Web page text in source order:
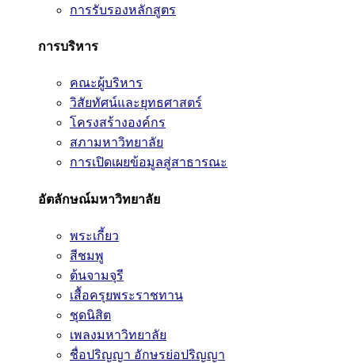
การรับรองหลักสูตร
การบริหาร
คณะผู้บริหาร
วิสัยทัศน์และยุทธศาสตร์
โครงสร้างองค์กร
สภามหาวิทยาลัย
การเปิดเผยข้อมูลสู่สาธารณะ
อัตลักษณ์มหาวิทยาลัย
พระเกี้ยว
สีชมพู
ต้นจามจุรี
เสื้อครุยพระราชทาน
ชุดนิสิต
เพลงมหาวิทยาลัย
ชื่อปริญญา อักษรย่อปริญญา